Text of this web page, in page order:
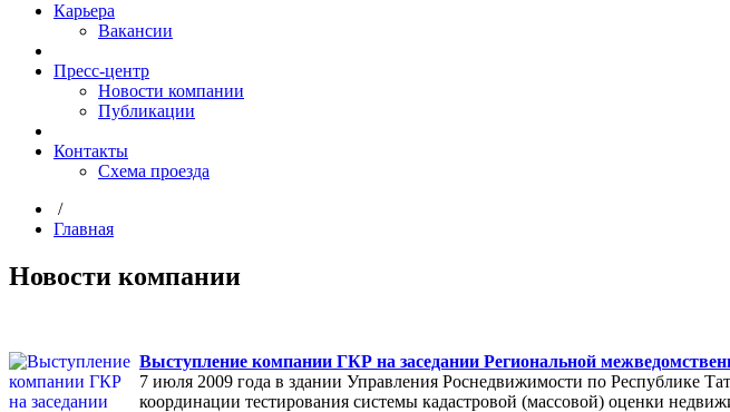
Карьера
Вакансии
Пресс-центр
Новости компании
Публикации
Контакты
Схема проезда
/
Главная
Новости компании
Выступление компании ГКР на заседании Региональной
7 июля 2009 года в здании Управления Роснедвижимости по Республике
координации тестирования системы кадастровой (массовой) оценки